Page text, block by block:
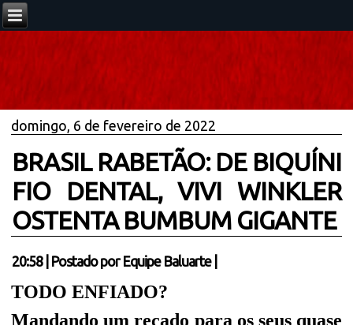
domingo, 6 de fevereiro de 2022
BRASIL RABETÃO: DE BIQUÍNI
FIO DENTAL, VIVI WINKLER
OSTENTA BUMBUM GIGANTE
20:58| Postado por Equipe Baluarte
TODO ENFIADO?
Mandando um recado para os seus quase